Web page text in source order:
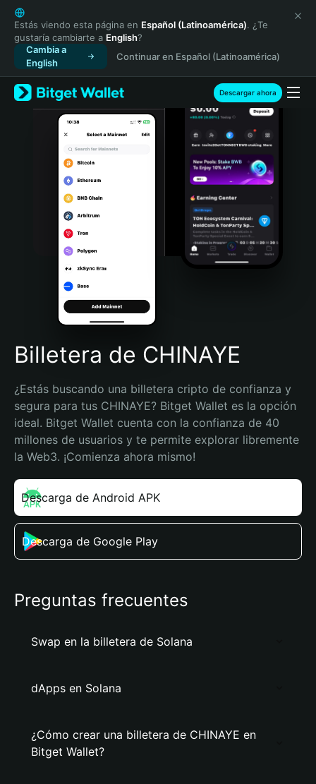
English
日本語
Tiếng Việt
Русский
Español (Latinoamérica)
Türkçe
Italiano
Português (Portugal)
Bahasa Indonesia
Português (Brasil)
Español (Argentina)
Estás viendo esta página en Español (Latinoamérica). ¿Te
gustaría cambiarte a English?
Cambia a
English
Continuar en Español (Latinoamérica)
Descargar ahora
Billetera de CHINAYE
¿Estás buscando una billetera cripto de confianza y
segura para tus CHINAYE? Bitget Wallet es la opción
ideal. Bitget Wallet cuenta con la confianza de 40
millones de usuarios y te permite explorar libremente
la Web3. ¡Comienza ahora mismo!
Descarga de Android APK
Descarga de Google Play
Preguntas frecuentes
Swap en la billetera de Solana
dApps en Solana
¿Cómo crear una billetera de CHINAYE en
Bitget Wallet?